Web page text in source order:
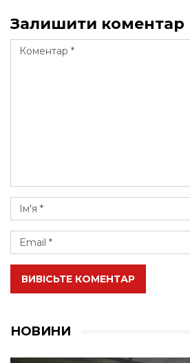
Залишити коментар
ВИВІСЬТЕ КОМЕНТАР
НОВИНИ